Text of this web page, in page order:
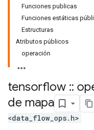
Funciones publicas
Funciones estáticas
Estructuras
Atributos públicos
operación
tensorflow ::
de mapa
<data_flow_ops.h>